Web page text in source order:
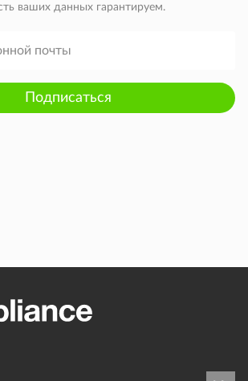
ваших данных гарантируем.
Подписаться